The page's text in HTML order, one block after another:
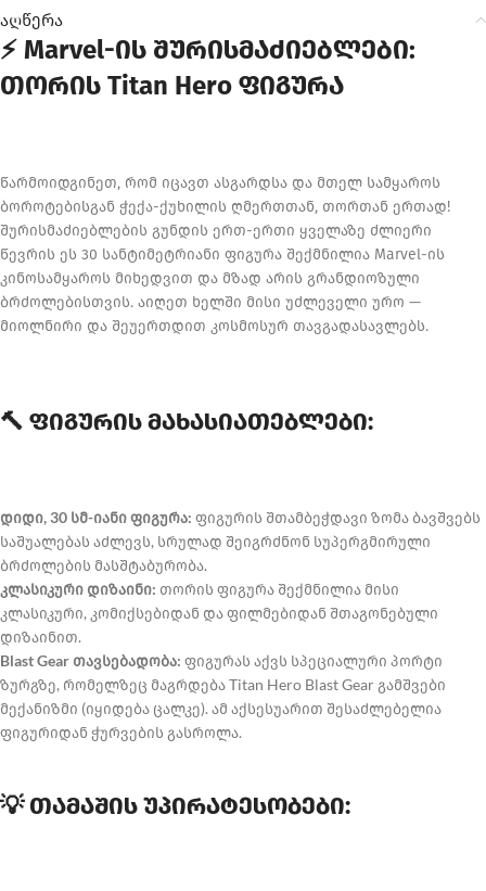
აღწერა
⚡ Marvel-ის შურისმაძიებლები:
თორის Titan Hero ფიგურა
წარმოიდგინეთ, რომ იცავთ ასგარდსა და მთელ სამყაროს
ბოროტებისგან ჭექა-ქუხილის ღმერთთან, თორთან ერთად!
შურისმაძიებლების გუნდის ერთ-ერთი ყველაზე ძლიერი
წევრის ეს 30 სანტიმეტრიანი ფიგურა შექმნილია Marvel-ის
კინოსამყაროს მიხედვით და მზად არის გრანდიოზული
ბრძოლებისთვის. აიღეთ ხელში მისი უძლეველი ურო —
მიოლნირი და შეუერთდით კოსმოსურ თავგადასავლებს.
🔨 ფიგურის მახასიათებლები:
დიდი, 30 სმ-იანი ფიგურა: ფიგურის შთამბეჭდავი ზომა ბავშვებს
საშუალებას აძლევს, სრულად შეიგრძნონ სუპერგმირული
ბრძოლების მასშტაბურობა.
კლასიკური დიზაინი: თორის ფიგურა შექმნილია მისი
კლასიკური, კომიქსებიდან და ფილმებიდან შთაგონებული
დიზაინით.
Blast Gear თავსებადობა: ფიგურას აქვს სპეციალური პორტი
ზურგზე, რომელზეც მაგრდება Titan Hero Blast Gear გამშვები
მექანიზმი (იყიდება ცალკე). ამ აქსესუარით შესაძლებელია
ფიგურიდან ჭურვების გასროლა.
💡 თამაშის უპირატესობები: